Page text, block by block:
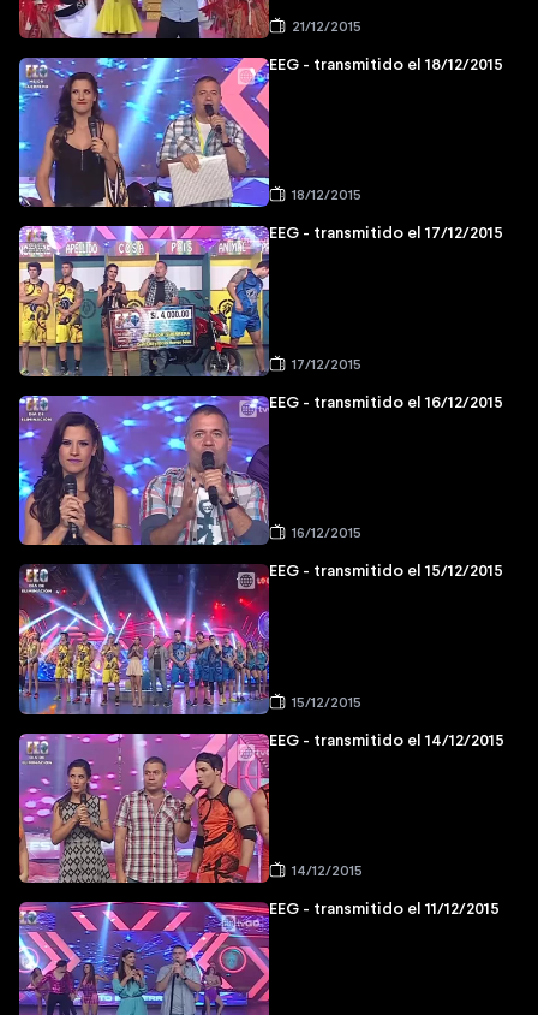
21/12/2015
EEG - transmitido el 18/12/2015
18/12/2015
EEG - transmitido el 17/12/2015
17/12/2015
EEG - transmitido el 16/12/2015
16/12/2015
EEG - transmitido el 15/12/2015
15/12/2015
EEG - transmitido el 14/12/2015
14/12/2015
EEG - transmitido el 11/12/2015